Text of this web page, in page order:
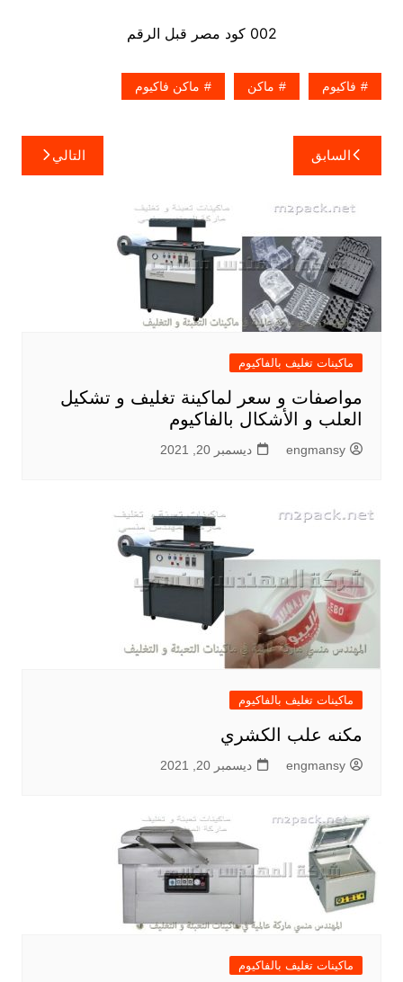
002 كود مصر قبل الرقم
فاكيوم ماكن ماكن فاكيوم
تصفّح
المقالات
السابق التالي
ماكينات تغليف بالفاكيوم
مواصفات و سعر لماكينة تغليف و تشكيل
العلب و الأشكال بالفاكيوم
engmansy ديسمبر 20, 2021
ماكينات تغليف بالفاكيوم
مكنه علب الكشري
engmansy ديسمبر 20, 2021
ماكينات تغليف بالفاكيوم